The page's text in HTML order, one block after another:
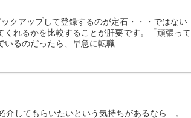
クアップして登録するのが定石・・・ではない
れるかを比較することが肝要です。「頑張って
るのだったら、早急に転職...
してもらいたいという気持ちがあるなら…。